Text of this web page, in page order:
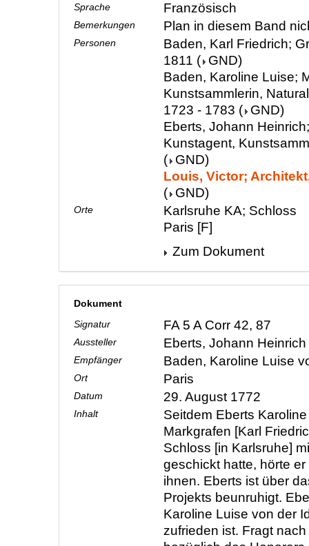
Sprache Französisch
Bemerkungen Plan in diesem Band
Personen
Baden, Karl Friedrich;
1811 ( GND)
Baden, Karoline Luise;
Kunstsammlerin,
1723 - 1783 ( GND)
Eberts, Johann
Kunstagent,
( GND)
Louis, Victor;
( GND)
Orte
Karlsruhe KA; Schloss
Paris [F]
Zum Dokument
Dokument
Signatur
FA 5 A Corr 42, 87
Aussteller Eberts, Johann Heinrich
Empfänger Baden, Karoline Luise
Ort Paris
Datum 29. August 1772
Inhalt
Seitdem Eberts
Markgrafen [Karl
Schloss [in Karlsruhe]
geschickt hatte, hörte
ihnen. Eberts ist über
Projekts beunruhigt.
Karoline Luise von der
zufrieden ist. Fragt